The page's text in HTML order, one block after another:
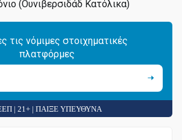
(Ουνιβερσιδάδ Κατόλικα)
τις νόμιμες στοιχηματικές
πλατφόρμες
| 21+ | ΠΑΙΞΕ ΥΠΕΥΘΥΝΑ